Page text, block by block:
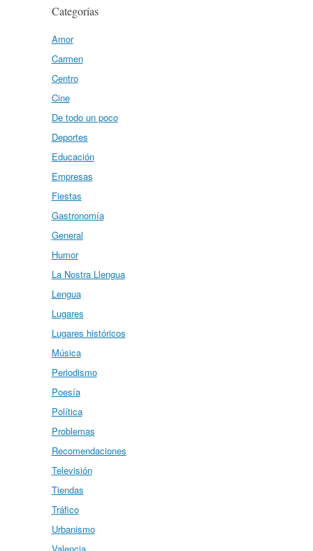
Categorías
Amor
Carmen
Centro
Cine
De todo un poco
Deportes
Educación
Empresas
Fiestas
Gastronomía
General
Humor
La Nostra Llengua
Lengua
Lugares
Lugares históricos
Música
Periodismo
Poesía
Política
Problemas
Recomendaciones
Televisión
Tiendas
Tráfico
Urbanismo
Valencia